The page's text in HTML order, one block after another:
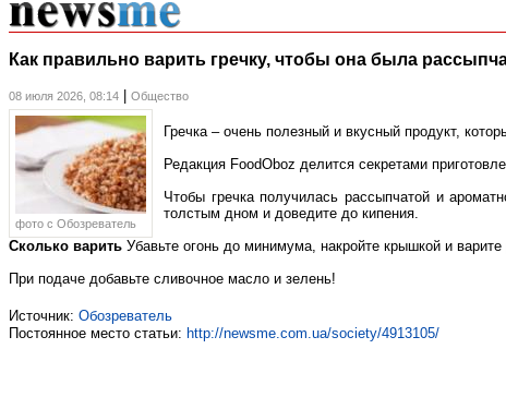
Как правильно варить гречку, чтобы она была
08 июля 2026, 08:14 Общество
фото c Обозреватель
Гречка – очень полезный и вкусный продукт,
Редакция FoodOboz делится секретами
Чтобы гречка получилась рассыпчатой и
толстым дном и доведите до кипения.
Сколько варить Убавьте огонь до минимума, накройте крышкой и
При подаче добавьте сливочное масло и зелень!
Источник: Обозреватель
Постоянное место статьи: http://newsme.com.ua/society/4913105/